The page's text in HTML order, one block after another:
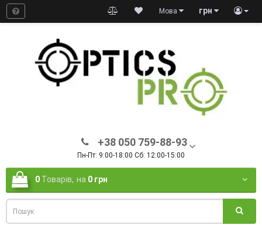
грн
Мова
+38 050 759-88-93
Пн-Пт: 9:00-18:00 Сб: 12:00-15:00
0 Товарів, на 0 грн